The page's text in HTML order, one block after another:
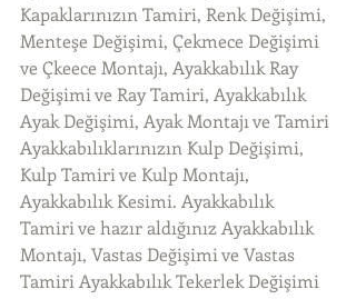
Kapaklarınızın Tamiri, Renk Değişimi,
Menteşe Değişimi, Çekmece Değişimi
ve Çkeece Montajı, Ayakkabılık Ray
Değişimi ve Ray Tamiri, Ayakkabılık
Ayak Değişimi, Ayak Montajı ve Tamiri
Ayakkabılıklarınızın Kulp Değişimi,
Kulp Tamiri ve Kulp Montajı,
Ayakkabılık Kesimi. Ayakkabılık
Tamiri ve hazır aldığınız Ayakkabılık
Montajı, Vastas Değişimi ve Vastas
Tamiri Ayakkabılık Tekerlek Değişimi